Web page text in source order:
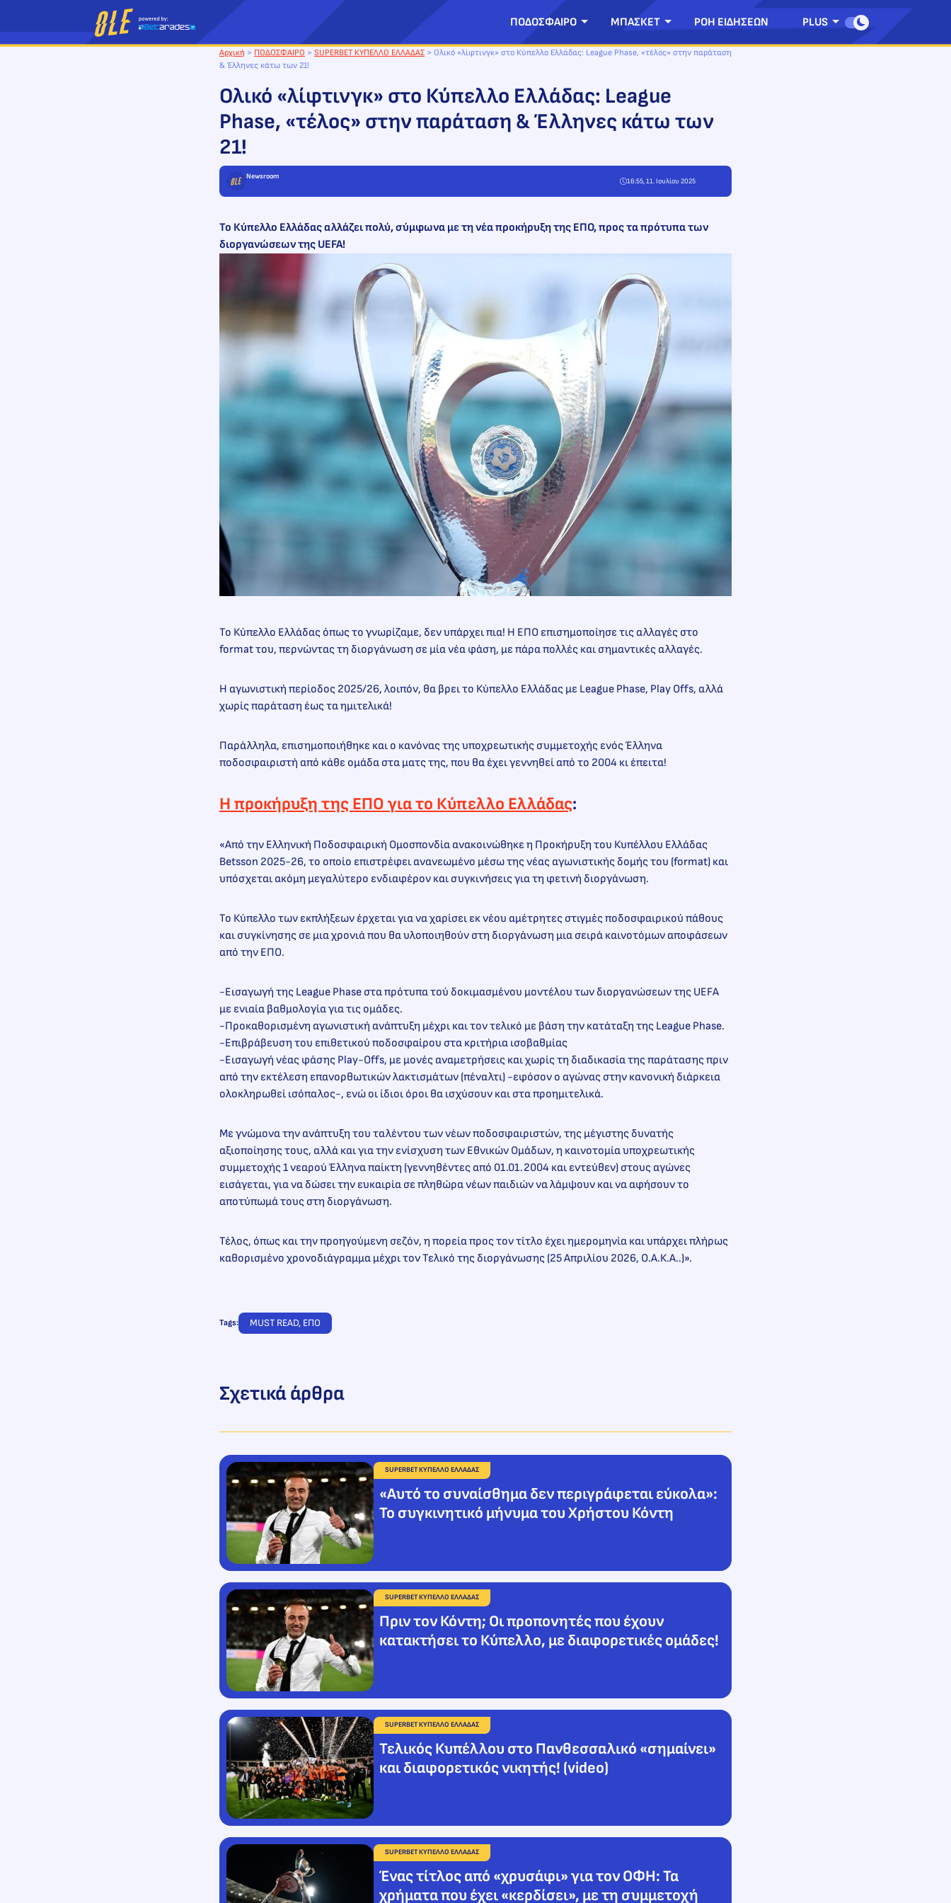
περιεχόμενο
ΠΟΔΟΣΦΑΙΡΟ ΜΠΑΣΚΕΤ ΡΟΗ ΕΙΔΗΣΕΩΝ PLUS
Αρχική > ΠΟΔΟΣΦΑΙΡΟ > SUPERBET ΚΥΠΕΛΛΟ ΕΛΛΑΔΑΣ > Ολικό «λίφτινγκ» στο Κύπελλο Ελλάδας: League Phase, «τέλος» στην παράταση
& Έλληνες κάτω των 21!
Ολικό «λίφτινγκ» στο Κύπελλο Ελλάδας: League
Phase, «τέλος» στην παράταση & Έλληνες κάτω των
21!
Newsroom
16:55, 11. Ιουλίου 2025
Το Κύπελλο Ελλάδας αλλάζει πολύ, σύμφωνα με τη νέα προκήρυξη της ΕΠΟ, προς τα πρότυπα των
διοργανώσεων της UEFA!
Το Κύπελλο Ελλάδας όπως το γνωρίζαμε, δεν υπάρχει πια! Η ΕΠΟ επισημοποίησε τις αλλαγές στο
format του, περνώντας τη διοργάνωση σε μία νέα φάση, με πάρα πολλές και σημαντικές αλλαγές.
Η αγωνιστική περίοδος 2025/26, λοιπόν, θα βρει το Κύπελλο Ελλάδας με League Phase, Play Offs, αλλά
χωρίς παράταση έως τα ημιτελικά!
Παράλληλα, επισημοποιήθηκε και ο κανόνας της υποχρεωτικής συμμετοχής ενός Έλληνα
ποδοσφαιριστή από κάθε ομάδα στα ματς της, που θα έχει γεννηθεί από το 2004 κι έπειτα!
Η προκήρυξη της ΕΠΟ για το Κύπελλο Ελλάδας:
«Από την Ελληνική Ποδοσφαιρική Ομοσπονδία ανακοινώθηκε η Προκήρυξη του Κυπέλλου Ελλάδας
Betsson 2025-26, το οποίο επιστρέφει ανανεωμένο μέσω της νέας αγωνιστικής δομής του (format) και
υπόσχεται ακόμη μεγαλύτερο ενδιαφέρον και συγκινήσεις για τη φετινή διοργάνωση.
Το Κύπελλο των εκπλήξεων έρχεται για να χαρίσει εκ νέου αμέτρητες στιγμές ποδοσφαιρικού πάθους
και συγκίνησης σε μια χρονιά που θα υλοποιηθούν στη διοργάνωση μια σειρά καινοτόμων αποφάσεων
από την ΕΠΟ.
-Εισαγωγή της League Phase στα πρότυπα τού δοκιμασμένου μοντέλου των διοργανώσεων της UEFA
με ενιαία βαθμολογία για τις ομάδες.
-Προκαθορισμένη αγωνιστική ανάπτυξη μέχρι και τον τελικό με βάση την κατάταξη της League Phase.
-Επιβράβευση του επιθετικού ποδοσφαίρου στα κριτήρια ισοβαθμίας
-Εισαγωγή νέας φάσης Play-Offs, με μονές αναμετρήσεις και χωρίς τη διαδικασία της παράτασης πριν
από την εκτέλεση επανορθωτικών λακτισμάτων (πέναλτι) -εφόσον ο αγώνας στην κανονική διάρκεια
ολοκληρωθεί ισόπαλος-, ενώ οι ίδιοι όροι θα ισχύσουν και στα προημιτελικά.
Με γνώμονα την ανάπτυξη του ταλέντου των νέων ποδοσφαιριστών, της μέγιστης δυνατής
αξιοποίησης τους, αλλά και για την ενίσχυση των Εθνικών Ομάδων, η καινοτομία υποχρεωτικής
συμμετοχής 1 νεαρού Έλληνα παίκτη (γεννηθέντες από 01.01.2004 και εντεύθεν) στους αγώνες
εισάγεται, για να δώσει την ευκαιρία σε πληθώρα νέων παιδιών να λάμψουν και να αφήσουν το
αποτύπωμά τους στη διοργάνωση.
Τέλος, όπως και την προηγούμενη σεζόν, η πορεία προς τον τίτλο έχει ημερομηνία και υπάρχει πλήρως
καθορισμένο χρονοδιάγραμμα μέχρι τον Τελικό της διοργάνωσης (25 Απριλίου 2026, Ο.Α.Κ.A..)».
Tags: MUST READ, ΕΠΟ
Σχετικά άρθρα
SUPERBET ΚΥΠΕΛΛΟ ΕΛΛΑΔΑΣ
«Αυτό το συναίσθημα δεν περιγράφεται εύκολα»:
Το συγκινητικό μήνυμα του Χρήστου Κόντη
SUPERBET ΚΥΠΕΛΛΟ ΕΛΛΑΔΑΣ
Πριν τον Κόντη; Οι προπονητές που έχουν
κατακτήσει το Κύπελλο, με διαφορετικές ομάδες!
SUPERBET ΚΥΠΕΛΛΟ ΕΛΛΑΔΑΣ
Τελικός Κυπέλλου στο Πανθεσσαλικό «σημαίνει»
και διαφορετικός νικητής! (video)
SUPERBET ΚΥΠΕΛΛΟ ΕΛΛΑΔΑΣ
Ένας τίτλος από «χρυσάφι» για τον ΟΦΗ: Τα
χρήματα που έχει «κερδίσει», με τη συμμετοχή